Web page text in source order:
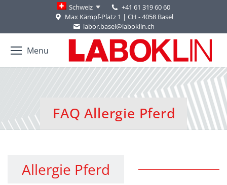
Schweiz
+41 61 319 60 60
Max Kämpf-Platz 1 | CH - 4058 Basel
labor.basel@laboklin.ch
Menu
FAQ Allergie Pferd
You are here:
Allergie Pferd